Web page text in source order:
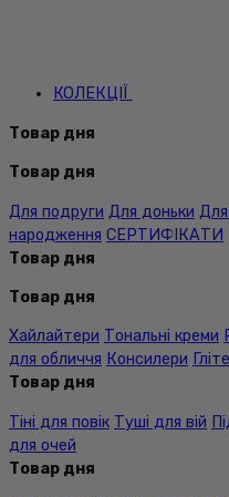
КОЛЕКЦІЇ
Товар дня
Товар дня
Для подруги Для доньки
народження СЕРТИФІКАТИ
Товар дня
Товар дня
Хайлайтери Тональні креми
для обличчя Консилери
Товар дня
Тіні для повік Туші для вій
для очей
Товар дня